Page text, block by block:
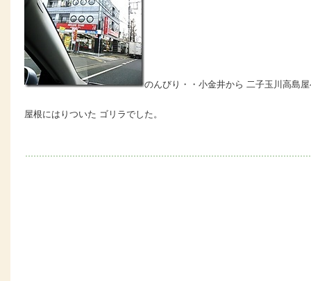
のんびり・・小金井から 二子玉川高島
屋根にはりついた ゴリラでした。